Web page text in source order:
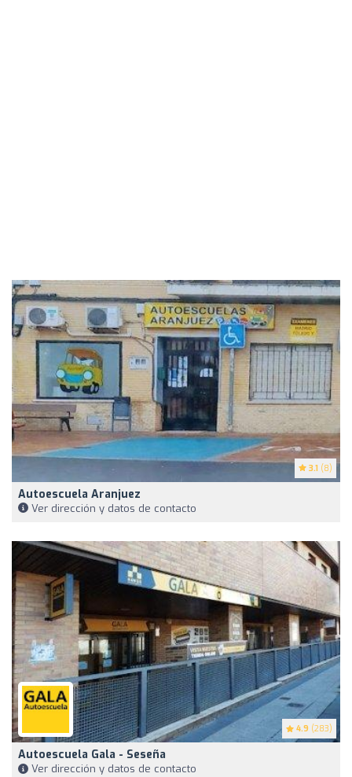
3.1 (8)
Autoescuela Aranjuez
Ver dirección y datos de contacto
4.9 (283)
Autoescuela Gala - Seseña
Ver dirección y datos de contacto